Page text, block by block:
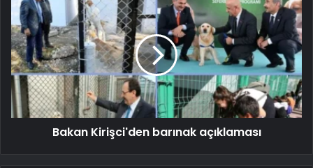
Bakan Kirişci'den barınak açıklaması